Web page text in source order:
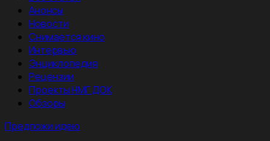
Анонсы
Новости
Снимается кино
Интервью
Энциклопедия
Рецензии
Проекты НМГ ДОК
Обзоры
Предложи идею